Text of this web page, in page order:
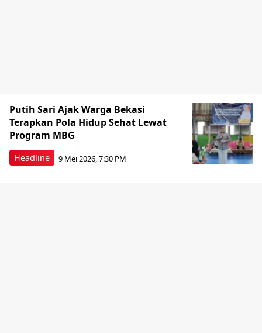
Headline
Putih Sari Ajak Warga Bekasi
Terapkan Pola Hidup Sehat Lewat
Program MBG
9 Mei 2026, 7:30 PM